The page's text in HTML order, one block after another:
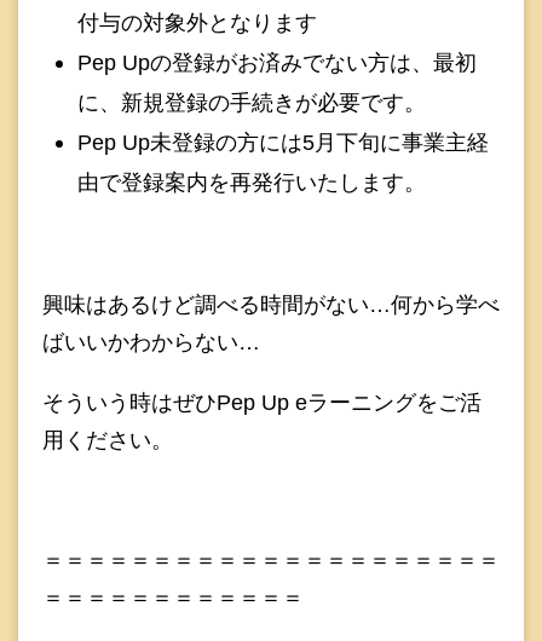
付与の対象外となります
Pep Upの登録がお済みでない方は、最初
に、新規登録の手続きが必要です。
Pep Up未登録の方には5月下旬に事業主経
由で登録案内を再発行いたします。
興味はあるけど調べる時間がない…何から学べ
ばいいかわからない…
そういう時はぜひPep Up eラーニングをご活
用ください。
＝＝＝＝＝＝＝＝＝＝＝＝＝＝＝＝＝＝＝＝＝
＝＝＝＝＝＝＝＝＝＝＝＝